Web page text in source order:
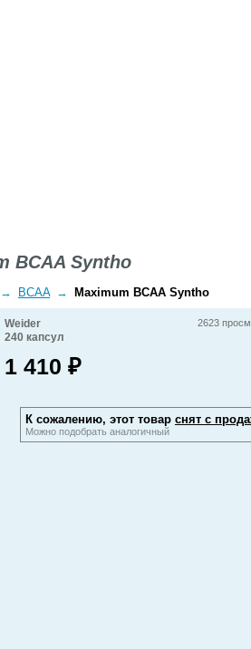
BCAA Syntho
→ BCAA → Maximum BCAA Syntho
2623
Weider
240 капсул
1 410 ₽
К сожалению, этот товар снят с
Можно подобрать аналогичный